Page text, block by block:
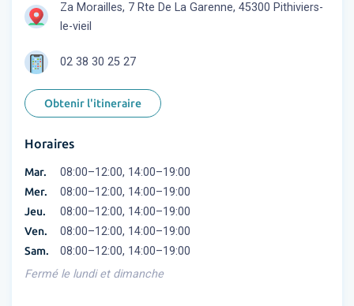
Za Morailles, 7 Rte De La Garenne, 45300 Pithiviers-
le-vieil
02 38 30 25 27
Obtenir l'itineraire
Horaires
Mar. 08:00–12:00, 14:00–19:00
Mer. 08:00–12:00, 14:00–19:00
Jeu. 08:00–12:00, 14:00–19:00
Ven. 08:00–12:00, 14:00–19:00
Sam.
08:00–12:00, 14:00–19:00
Fermé le lundi et dimanche